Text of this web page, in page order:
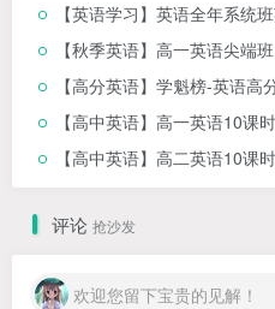
【英语学习】英语全年系统
【秋季英语】高一英语尖端
【高分英语】学魁榜-英语高
【高中英语】高一英语10课
【高中英语】高二英语10课
评论 抢沙发
欢迎您留下宝贵的见解！